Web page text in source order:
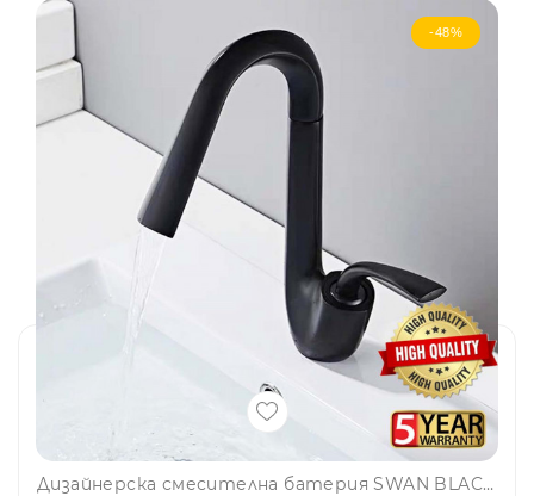
-48%
Дизайнерска смесителна батерия SWAN BLACK AC1001-11